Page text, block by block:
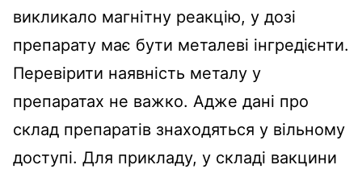
викликало магнітну реакцію, у дозі
препарату має бути металеві інгредієнти.
Перевірити наявність металу у
препаратах не важко. Адже дані про
склад препаратів знаходяться у вільному
доступі. Для прикладу, у складі вакцини